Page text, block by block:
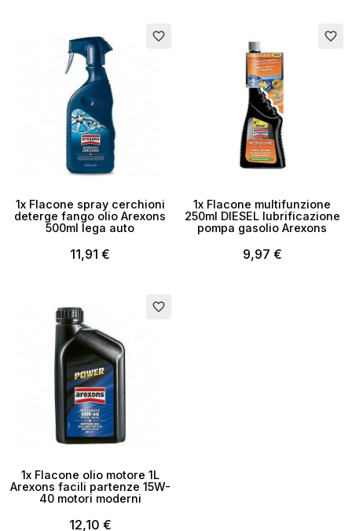
favorite_border
1x Flacone spray cerchioni
deterge fango olio Arexons
500ml lega auto
11,91 €
favorite_border
1x Flacone multifunzione
250ml DIESEL lubrificazione
pompa gasolio Arexons
9,97 €
favorite_border
1x Flacone olio motore 1L
Arexons facili partenze 15W-
40 motori moderni
12,10 €